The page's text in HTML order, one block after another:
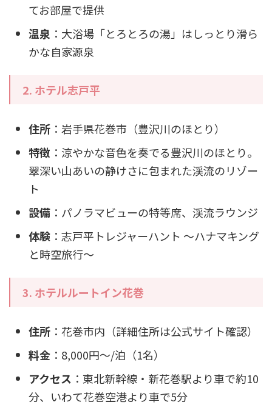
てお部屋で提供
温泉 ：大浴場「とろとろの湯」はしっとり滑ら
かな自家源泉
2. ホテル志戸平
住所 ：岩手県花巻市（豊沢川のほとり）
特徴 ：涼やかな音色を奏でる豊沢川のほとり。
翠深い山あいの静けさに包まれた渓流のリゾー
ト
設備 ：パノラマビューの特等席、渓流ラウンジ
体験 ：志戸平トレジャーハント ～ハナマキング
と時空旅行～
3. ホテルルートイン花巻
住所 ：花巻市内（詳細住所は公式サイト確認）
料金 ：8,000円～/泊（1名）
アクセス ：東北新幹線・新花巻駅より車で約10
分、いわて花巻空港より車で5分